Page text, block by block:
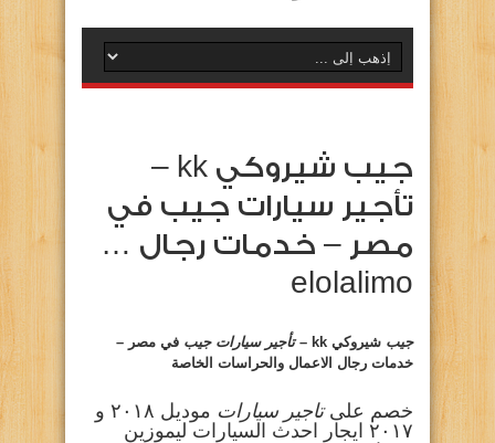
جيب شيروكي kk –
تأجير سيارات جيب في
مصر – خدمات رجال …
elolalimo
جيب شيروكي kk – تأجير سيارات جيب في مصر –
خدمات رجال الاعمال والحراسات الخاصة
خصم علىتاجير سيارات
موديل ٢٠١٨ و
٢٠١٧ ايجار احدث السيارات ليموزين